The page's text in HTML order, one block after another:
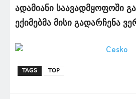
ადამიანი საავადმყოფოში
ექიმებმა მისი გადარჩენა
TAGS TOP